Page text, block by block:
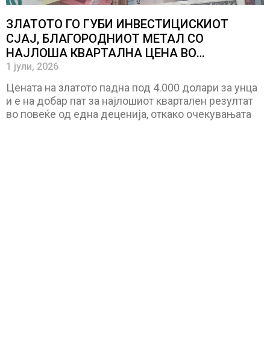
ЗЛАТОТО ГО ГУБИ ИНВЕСТИЦИСКИОТ
СЈАЈ, БЛАГОРОДНИОТ МЕТАЛ СО
НАЈЛОША КВАРТАЛНА ЦЕНА ВО
ПОСЛЕДНАТА ДЕЦЕНИЈА
1 јули, 2026
Цената на златото падна под 4.000 долари за унца
и е на добар пат за најлошиот квартален резултат
во повеќе од една деценија, откако очекувањата